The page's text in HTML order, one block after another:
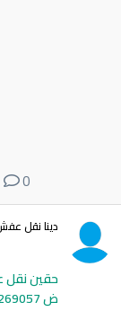
0
دينا نقل
حقين نقل
ض 0550269057